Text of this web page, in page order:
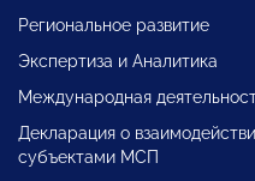
Региональное развитие
Экспертиза и Аналитика
Международная
Декларация о
субъектами МСП